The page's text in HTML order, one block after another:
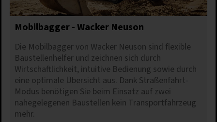
Mobilbagger - Wacker Neuson
Die Mobilbagger von Wacker Neuson sind flexible
Baustellenhelfer und zeichnen sich durch
Wirtschaftlichkeit, intuitive Bedienung sowie durch
eine optimale Übersicht aus. Dank Straßenfahrt-
Modus benötigen Sie beim Einsatz auf zwei
nahegelegenen Baustellen kein Transportfahrzeug
mehr.